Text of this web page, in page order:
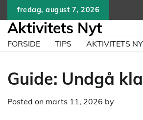
content
fredag, august 7, 2026
Aktivitets Nyt
FORSIDE TIPS AKTIVITETS
Guide: Undgå
Posted on marts 11, 2026 by